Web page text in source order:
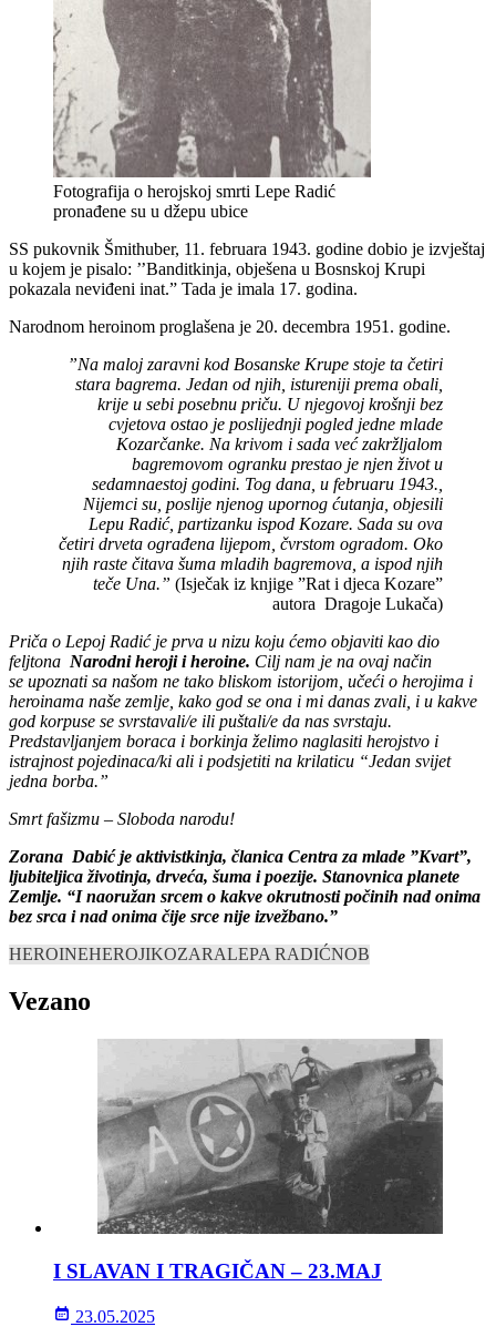
Fotografija o herojskoj smrti Lepe Radić
pronađene su u džepu ubice
SS pukovnik Šmithuber, 11. februara 1943. godine dobio je izvještaj
u kojem je pisalo: ’’Banditkinja, obješena u Bosnskoj Krupi
pokazala neviđeni inat.” Tada je imala 17. godina.
Narodnom heroinom proglašena je 20. decembra 1951. godine.
”Na maloj zaravni kod Bosanske Krupe stoje ta četiri
stara bagrema. Jedan od njih, istureniji prema obali,
krije u sebi posebnu priču. U njegovoj krošnji bez
cvjetova ostao je poslijednji pogled jedne mlade
Kozarčanke. Na krivom i sada već zakržljalom
bagremovom ogranku prestao je njen život u
sedamnaestoj godini. Tog dana, u februaru 1943.,
Nijemci su, poslije njenog upornog ćutanja, objesili
Lepu Radić, partizanku ispod Kozare. Sada su ova
četiri drveta ograđena lijepom, čvrstom ogradom. Oko
njih raste čitava šuma mladih bagremova, a ispod njih
teče Una.” (Isječak iz knjige ”Rat i djeca Kozare”
autora Dragoje Lukača)
Priča o Lepoj Radić je prva u nizu koju ćemo objaviti kao dio
feljtona Narodni heroji i heroine. Cilj nam je na ovaj način
se upoznati sa našom ne tako bliskom istorijom, učeći o herojima i
heroinama naše zemlje, kako god se ona i mi danas zvali, i u kakve
god korpuse se svrstavali/e ili puštali/e da nas svrstaju.
Predstavljanjem boraca i borkinja želimo naglasiti herojstvo i
istrajnost pojedinaca/ki ali i podsjetiti na krilaticu “Jedan svijet
jedna borba.”
Smrt fašizmu – Sloboda narodu!
Zorana Dabić je aktivistkinja, članica Centra za mlade ”Kvart”,
ljubiteljica životinja, drveća, šuma i poezije. Stanovnica planete
Zemlje. “I naoružan srcem o kakve okrutnosti počinih nad onima
bez srca i nad onima čije srce nije izvežbano.”
HEROINEHEROJIKOZARALEPA RADIĆNOB
Vezano
I SLAVAN I TRAGIČAN – 23.MAJ
23.05.2025